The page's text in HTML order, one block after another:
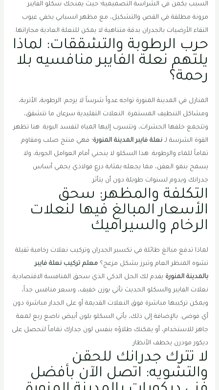
السبب يكمن في الشراسة التصميمية؛ حيث يمنحك سكلو الفايبر
مرونة مطلقة في القص والتشكيل، مع مظهر انسيابي يخفي عيوب
التقاء الأرضيات بالجدران بدقة متناهية لا يمكن للنعلة العادية مجاراتها.
حرب الرطوبة والتشققات: لماذا
يلتهم نعلة الفايبر منافسيه بلا
رحمة؟
المنازل في المدينة المنورة تواجه عدواً شرساً لا يرحم: الرطوبة، الأتربة،
ومشاكل التنظيف المستمرة. النعلات التقليدية سرعان ما تتشقق،
وتتجمع خلفها الحشرات، وتتسرب إليها المياه لتفسد البوية. هنا تظهر
القوة الشرسة لـنعلة فايبر المدينة المنورة؛ فهي منتج صلب ومقاوم
تماماً للماء والرطوبة. هذا السكلو لا ينحني أمام العوامل الجوية، ولا
يسمح بنمو العفن، مما يجعله بمثابة درع فولاذي يحمي أساس
جدرانك ويدوم لسنوات طويلة دون أن يتأثر.
التكلفة والمظهر: سحق
الأسعار المبالغ فيها لنعلات
الرخام والسيراميك
لماذا تدفع مبالغ طائلة في تكسير الجدران وتركيب نعلات رخامية ثقيلة
تشوه المنظر العام وتبرز بشكل مزعج؟معلم تركيب نعلة فايبر
بالمدينة المنورة يقدم لك الحل الذكي الذي سحق المنافسة الاقتصادية.
نعلات الفايبر والسكلو الحديث تأتي بوزن خفيف، وسعر منافس جداً،
ويمكن تركيبها مباشرة فوق النعلات القديمة أو على الجدار مباشرة دون
أي فوضى. بالإضافة إلى ذلك، يأتي السكلو بلون أبيض ناصع ربع لمعة
جاهز للاستخدام، أو يمكنك طلاؤه بنفس لون جدارك تماماً لتحصل على
ديكور مودرن يخطف الأنظار.
لا تترك جدرانك للحقن
والتشويه: اتصل الآن بأفضل